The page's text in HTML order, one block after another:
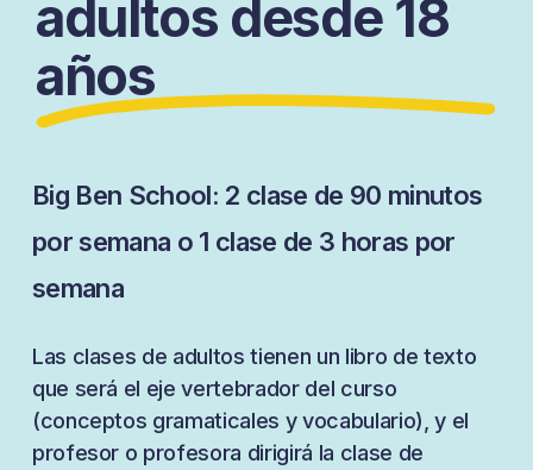
adultos desde 18
años
Big Ben School: 2 clase de 90 minutos
por semana o 1 clase de 3 horas por
semana
Las clases de adultos tienen un libro de texto
que será el eje vertebrador del curso
(conceptos gramaticales y vocabulario), y el
profesor o profesora dirigirá la clase de